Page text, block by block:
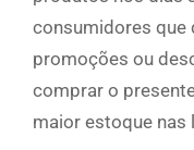
consumidores que
promoções ou
comprar o
maior estoque nas